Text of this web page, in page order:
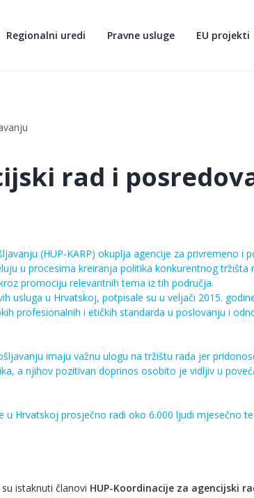
Regionalni uredi Pravne usluge EU projekti
rad i
(HUP-KARP) okuplja agencije za privremeno i
u procesima kreiranja politika konkurentnog tržišta
promociju relevantnih tema iz tih područja.
usluga u Hrvatskoj, potpisale su u veljači 2015.
profesionalnih i etičkih standarda u poslovanju i
imaju važnu ulogu na tržištu rada jer
a njihov pozitivan doprinos osobito je vidljiv u
Hrvatskoj prosječno radi oko 6.000 ljudi mjesečno
istaknuti članovi HUP-Koordinacije za agencijski